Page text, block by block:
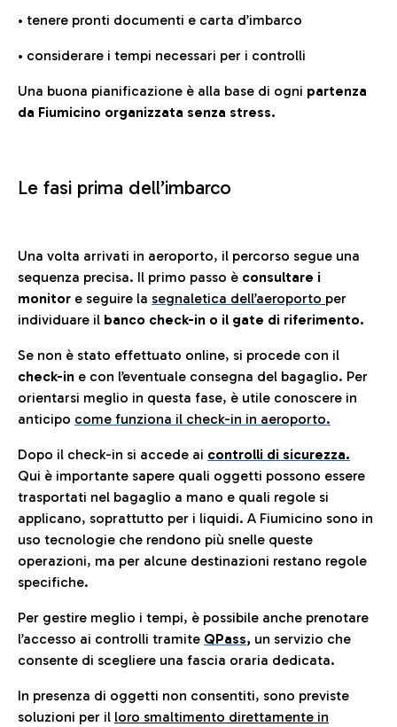
• tenere pronti documenti e carta d’imbarco
• considerare i tempi necessari per i controlli
Una buona pianificazione è alla base di ogni partenza
da Fiumicino organizzata senza stress.
Le fasi prima dell’imbarco
Una volta arrivati in aeroporto, il percorso segue una
sequenza precisa. Il primo passo è consultare i
monitor e seguire la segnaletica dell’aeroporto per
individuare il banco check-in o il gate di riferimento.
Se non è stato effettuato online, si procede con il
check-in e con l’eventuale consegna del bagaglio. Per
orientarsi meglio in questa fase, è utile conoscere in
anticipo come funziona il check-in in aeroporto.
Dopo il check-in si accede ai controlli di sicurezza.
Qui è importante sapere quali oggetti possono essere
trasportati nel bagaglio a mano e quali regole si
applicano, soprattutto per i liquidi. A Fiumicino sono in
uso tecnologie che rendono più snelle queste
operazioni, ma per alcune destinazioni restano regole
specifiche.
Per gestire meglio i tempi, è possibile anche prenotare
l’accesso ai controlli tramite QPass, un servizio che
consente di scegliere una fascia oraria dedicata.
In presenza di oggetti non consentiti, sono previste
soluzioni per il loro smaltimento direttamente in